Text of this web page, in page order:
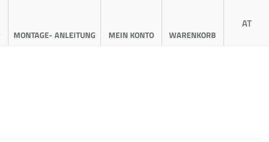
MONTAGE- ANLEITUNG MEIN KONTO WARENKORB
AT